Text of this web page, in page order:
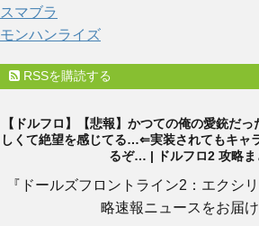
スマブラ
モンハンライズ
RSSを購読する
【ドルフロ】【悲報】かつての俺の愛銃だ
しくて絶望を感じてる…⇐実装されてもキャ
るぞ… | ドルフロ2 攻略ま
『ドールズフロントライン2：エクシ
略速報ニュースをお届